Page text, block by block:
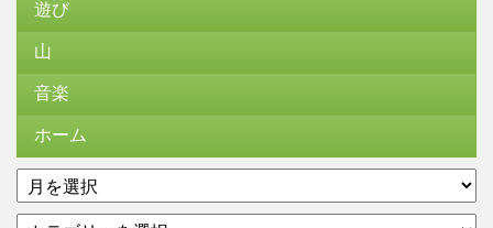
遊び
山
音楽
ホーム
ア
ー